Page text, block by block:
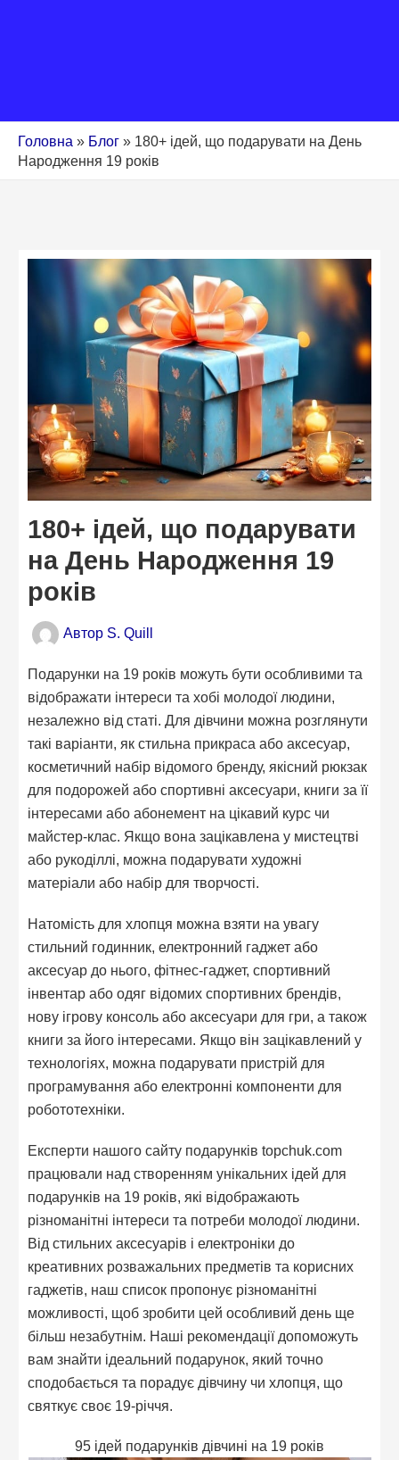
Головна » Блог » 180+ ідей, що подарувати на День
Народження 19 років
180+ ідей, що подарувати
на День Народження 19
років
Автор S. Quill
Подарунки на 19 років можуть бути особливими та
відображати інтереси та хобі молодої людини,
незалежно від статі. Для дівчини можна розглянути
такі варіанти, як стильна прикраса або аксесуар,
косметичний набір відомого бренду, якісний рюкзак
для подорожей або спортивні аксесуари, книги за її
інтересами або абонемент на цікавий курс чи
майстер-клас. Якщо вона зацікавлена у мистецтві
або рукоділлі, можна подарувати художні
матеріали або набір для творчості.
Натомість для хлопця можна взяти на увагу
стильний годинник, електронний гаджет або
аксесуар до нього, фітнес-гаджет, спортивний
інвентар або одяг відомих спортивних брендів,
нову ігрову консоль або аксесуари для гри, а також
книги за його інтересами. Якщо він зацікавлений у
технологіях, можна подарувати пристрій для
програмування або електронні компоненти для
робототехніки.
Експерти нашого сайту подарунків topchuk.com
працювали над створенням унікальних ідей для
подарунків на 19 років, які відображають
різноманітні інтереси та потреби молодої людини.
Від стильних аксесуарів і електроніки до
креативних розважальних предметів та корисних
гаджетів, наш список пропонує різноманітні
можливості, щоб зробити цей особливий день ще
більш незабутнім. Наші рекомендації допоможуть
вам знайти ідеальний подарунок, який точно
сподобається та порадує дівчину чи хлопця, що
святкує своє 19-річчя.
95 ідей подарунків дівчині на 19 років